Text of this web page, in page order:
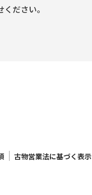
ださい。
古物営業法に基づく表示